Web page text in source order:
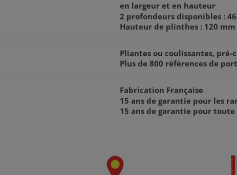
en largeur et en hauteur
2 profondeurs disponibles :
Hauteur de plinthes : 120 mm
Pliantes ou coulissantes, pré-
Plus de 800 références de
Fabrication Française
15 ans de garantie pour les
15 ans de garantie pour